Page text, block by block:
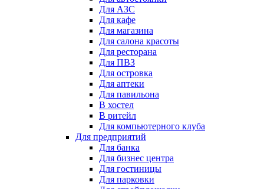
Для АЗС
Для кафе
Для магазина
Для салона красоты
Для ресторана
Для ПВЗ
Для островка
Для аптеки
Для павильона
В хостел
В ритейл
Для компьютерного клуба
Для предприятий
Для банка
Для бизнес центра
Для гостиницы
Для парковки